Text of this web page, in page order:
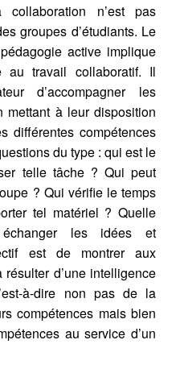
collaboration n’est pas
groupes d’étudiants. Le
active implique
au travail collaboratif. Il
d’accompagner les
mettant à leur disposition
différentes compétences
du type : qui est le
telle tâche ? Qui peut
? Qui vérifie le temps
tel matériel ? Quelle
les idées et
est de montrer aux
d’une intelligence
à-dire non pas de la
compétences mais bien
au service d’un